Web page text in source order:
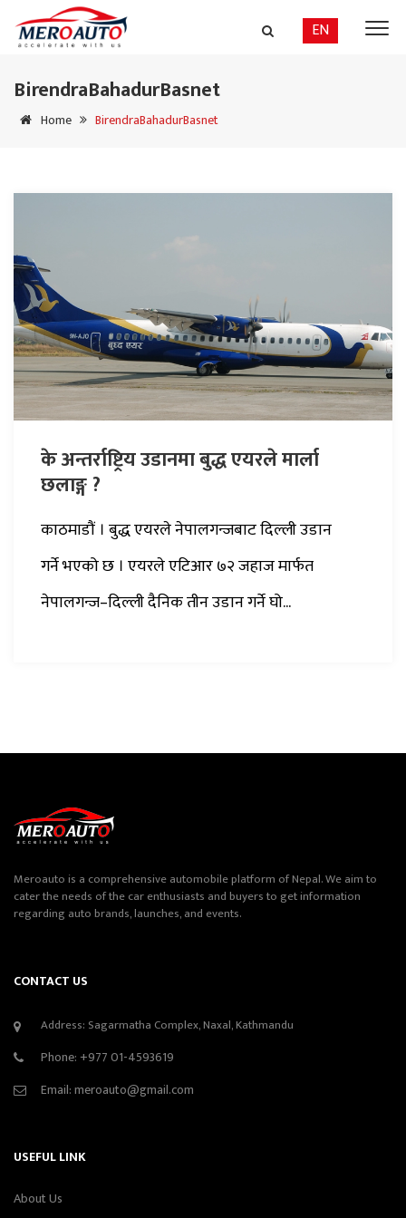
EN
BirendraBahadurBasnet
Home BirendraBahadurBasnet
के अन्तर्राष्ट्रिय उडानमा बुद्ध एयरले मार्ला
छलाङ्ग ?
काठमाडौं । बुद्ध एयरले नेपालगन्जबाट दिल्ली उडान
गर्ने भएको छ । एयरले एटिआर ७२ जहाज मार्फत
नेपालगन्ज–दिल्ली दैनिक तीन उडान गर्ने घो...
Meroauto is a comprehensive automobile platform of Nepal. We aim to
cater the needs of the car enthusiasts and buyers to get information
regarding auto brands, launches, and events.
CONTACT US
Address: Sagarmatha Complex, Naxal, Kathmandu
Phone: +977 01-4593619
Email:meroauto@gmail.com
USEFUL LINK
About Us